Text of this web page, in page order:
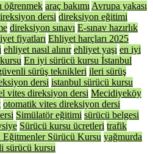
öğrenmek araç bakımı Avrupa yakası
dersi direksiyon eğitimi
direksiyon sınavı E-sınav hazırlık
fiyatları Ehliyet harçları 2025
ehliyet nasıl alınır ehliyet yaşı en iyi
En iyi sürücü kursu İstanbul
sürüş teknikleri ileri sürüş
dersi istanbul sürücü kursu
vites direksiyon dersi Mecidiyeköy
otomatik vites direksiyon dersi
Simülatör eğitimi sürücü belgesi
Sürücü kursu ücretleri trafik
Eğitmenler Sürücü Kursu yağmurda
sürücü kursu